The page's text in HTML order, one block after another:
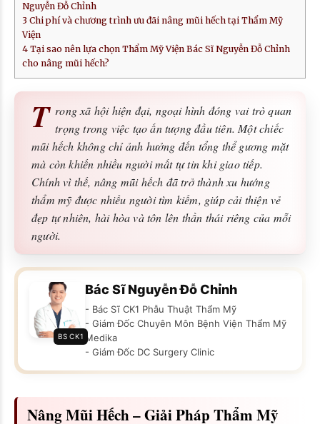
Nguyễn Đỗ Chỉnh
3 Chi phí và chương trình ưu đãi nâng mũi hếch tại Thẩm Mỹ
Viện
4 Tại sao nên lựa chọn Thẩm Mỹ Viện Bác Sĩ Nguyễn Đỗ Chỉnh
cho nâng mũi hếch?
T rong xã hội hiện đại, ngoại hình đóng vai trò quan
trọng trong việc tạo ấn tượng đầu tiên. Một chiếc
mũi hếch không chỉ ảnh hưởng đến tổng thể gương mặt
mà còn khiến nhiều người mất tự tin khi giao tiếp.
Chính vì thế, nâng mũi hếch đã trở thành xu hướng
thẩm mỹ được nhiều người tìm kiếm, giúp cải thiện vẻ
đẹp tự nhiên, hài hòa và tôn lên thần thái riêng của mỗi
người.
BS CK1
Bác Sĩ Nguyễn Đỗ Chỉnh
- Bác Sĩ CK1 Phẫu Thuật Thẩm Mỹ
- Giám Đốc Chuyên Môn Bệnh Viện Thẩm Mỹ
Medika
- Giám Đốc DC Surgery Clinic
Nâng Mũi Hếch – Giải Pháp Thẩm Mỹ